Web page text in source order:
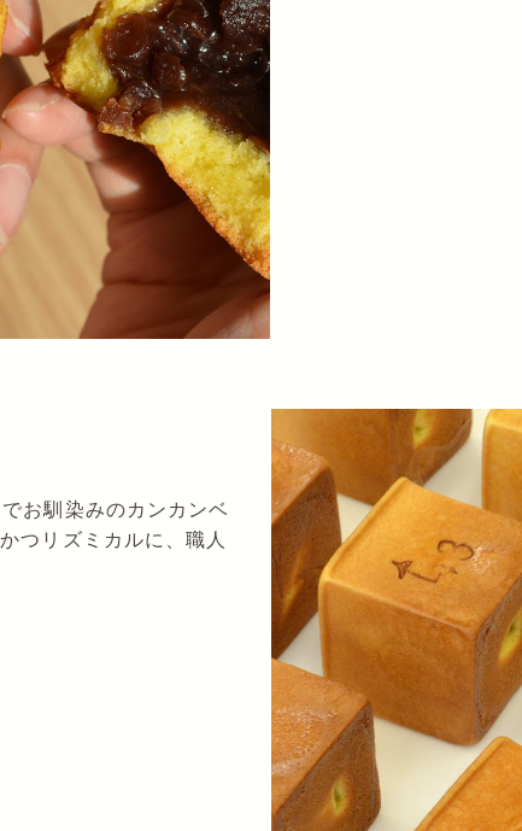
お馴染みのカンカンベ
つリズミカルに、職人